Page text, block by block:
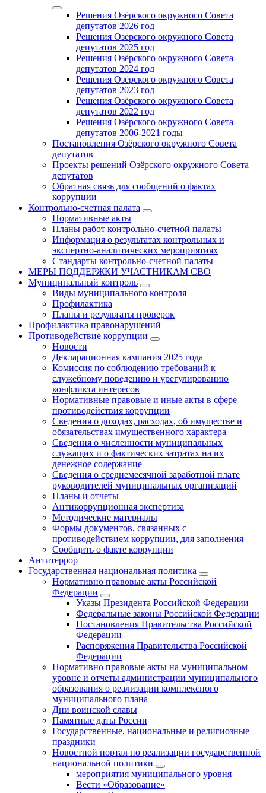
Решения Озёрского окружного Совета
депутатов 2026 год
Решения Озёрского окружного Совета
депутатов 2025 год
Решения Озёрского окружного Совета
депутатов 2024 год
Решения Озёрского окружного Совета
депутатов 2023 год
Решения Озёрского окружного Совета
депутатов 2022 год
Решения Озёрского окружного Совета
депутатов 2006-2021 годы
Постановления Озёрского окружного Совета
депутатов
Проекты решений Озёрского окружного Совета
депутатов
Обратная связь для сообщений о фактах
коррупции
Контрольно-счетная палата
Нормативные акты
Планы работ контрольно-счетной палаты
Информация о результатах контрольных и
экспертно-аналитических мероприятиях
Стандарты контрольно-счетной палаты
МЕРЫ ПОДДЕРЖКИ УЧАСТНИКАМ СВО
Муниципальный контроль
Виды муниципального контроля
Профилактика
Планы и результаты проверок
Профилактика правонарушений
Противодействие коррупции
Новости
Декларационная кампания 2025 года
Комиссия по соблюдению требований к
служебному поведению и урегулированию
конфликта интересов
Нормативные правовые и иные акты в сфере
противодействия коррупции
Сведения о доходах, расходах, об имуществе и
обязательствах имущественного характера
Сведения о численности муниципальных
служащих и о фактических затратах на их
денежное содержание
Сведения о среднемесячной заработной плате
руководителей муниципальных организаций
Планы и отчеты
Антикоррупционная экспертиза
Методические материалы
Формы документов, связанных с
противодействием коррупции, для заполнения
Сообщить о факте коррупции
Антитеррор
Государственная национальная политика
Нормативно правовые акты Российской
Федерации
Указы Президента Российской Федерации
Федеральные законы Российской Федерации
Постановления Правительства Российской
Федерации
Распоряжения Правительства Российской
Федерации
Нормативно правовые акты на муниципальном
уровне и отчеты администрации муниципального
образования о реализации комплексного
муниципального плана
Дни воинской славы
Памятные даты России
Государственные, национальные и религиозные
праздники
Новостной портал по реализации государственной
национальной политики
мероприятия муниципального уровня
Вести «Образование»